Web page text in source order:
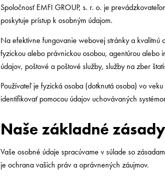
Spoločnosť EMFI GROUP, s. r. o. je
poskytuje prístup k osobným údajom.
Na efektívne fungovanie webovej stránky a kvalitnú
fyzickou alebo právnickou osobou, agentúrou alebo
údajov, poštové a poštové služby, služby na zber
Používateľ je fyzická osoba (dotknutá osoba) vo
identifikovať pomocou údajov uchovávaných
Naše základné zásady
Vaše osobné údaje spracúvame v súlade so
je ochrana vašich práv a oprávnených záujmov.